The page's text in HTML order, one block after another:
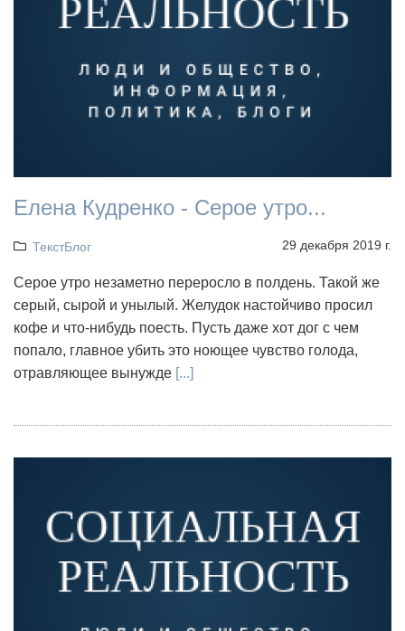
Елена Кудренко - Серое утро...
ТекстБлог 29 декабря 2019 г.
Серое утро незаметно переросло в полдень. Такой же
серый, сырой и унылый. Желудок настойчиво просил
кофе и что-нибудь поесть. Пусть даже хот дог с чем
попало, главное убить это ноющее чувство голода,
отравляющее вынужде [...]